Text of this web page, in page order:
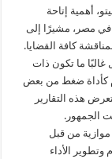
أهمية إتاحة
في مصر، مشيرًا إلى
كافة القضايا.
غالبًا ما تكون ذات
كأداة ضغط من بعض
هذه التقارير
الجمهور.
موازية من قبل
وتطوير الأداء